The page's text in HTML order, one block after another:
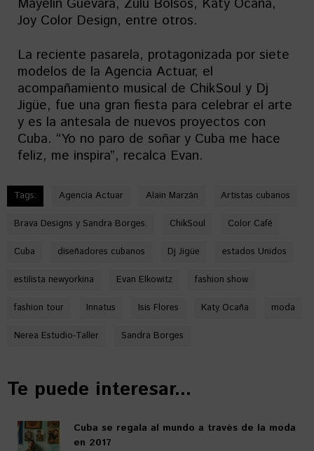
Mayelín Guevara, Zulu Bolsos, Katy Ocaña,
Joy Color Design, entre otros.
La reciente pasarela, protagonizada por siete
modelos de la Agencia Actuar, el
acompañamiento musical de ChikSoul y Dj
Jigüe, fue una gran fiesta para celebrar el arte
y es la antesala de nuevos proyectos con
Cuba. “Yo no paro de soñar y Cuba me hace
feliz, me inspira”, recalca Evan.
Tags: Agencia Actuar Alain Marzán Artistas cubanos
Brava Designs y Sandra Borges. ChikSoul Color Café
Cuba diseñadores cubanos Dj Jigüe estados Unidos
estilista newyorkina Evan Elkowitz fashion show
fashion tour Innatus Isis Flores Katy Ocaña moda
Nerea Estudio-Taller Sandra Borges
Te puede interesar...
Cuba se regala al mundo a través de la moda
en 2017